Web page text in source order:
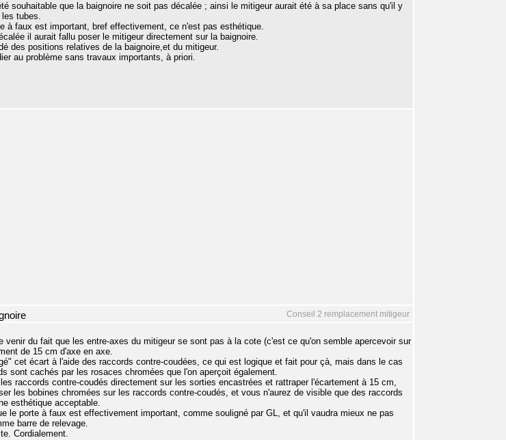
souhaitable que la baignoire ne soit pas décalée ; ainsi le mitigeur aurait été à sa place sans qu'il y
les tubes.
à faux est important, bref effectivement, ce n'est pas esthétique.
il aurait fallu poser le mitigeur directement sur la baignoire.
des positions relatives de la baignoire,et du mitigeur.
au problème sans travaux importants, à priori.
Conseil 2 remplacement mitigeur
venir du fait que les entre-axes du mitigeur se sont pas à la cote (c'est ce qu'on semble apercevoir sur
de 15 cm d'axe en axe.
cet écart à l'aide des raccords contre-coudées, ce qui est logique et fait pour çà, mais dans le cas
sont cachés par les rosaces chromées que l'on aperçoit également.
raccords contre-coudés directement sur les sorties encastrées et rattraper l'écartement à 15 cm,
les bobines chromées sur les raccords contre-coudés, et vous n'aurez de visible que des raccords
esthétique acceptable.
le porte à faux est effectivement important, comme souligné par GL, et qu'il vaudra mieux ne pas
barre de relevage.
Cordialement.